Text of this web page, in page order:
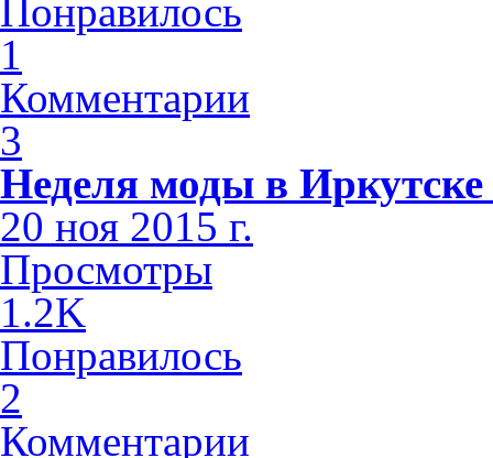
Понравилось
1
Комментарии
3
Неделя моды в
20 ноя 2015 г.
Просмотры
1.2K
Понравилось
2
Комментарии